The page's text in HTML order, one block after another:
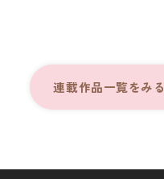
連載作品一覧をみる